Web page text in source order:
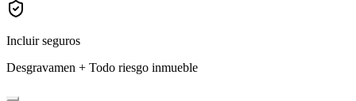
Incluir seguros
Desgravamen + Todo riesgo inmueble